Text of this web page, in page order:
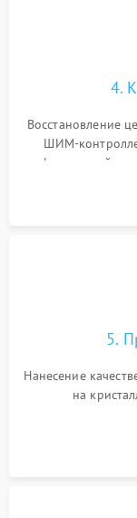
4.
Восстановление
ШИМ-
инфракрасной
чипа и
5.
Нанесение
на
питания.